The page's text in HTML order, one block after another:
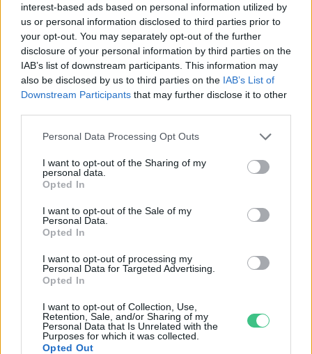
interest-based ads based on personal information utilized by
us or personal information disclosed to third parties prior to
your opt-out. You may separately opt-out of the further
disclosure of your personal information by third parties on the
IAB’s list of downstream participants. This information may
also be disclosed by us to third parties on the IAB’s List of
Downstream Participants that may further disclose it to other
Personal Data Processing Opt Outs
I want to opt-out of the Sharing of my
personal data.
Opted In
I want to opt-out of the Sale of my
Personal Data.
Opted In
I want to opt-out of processing my
Personal Data for Targeted Advertising.
Opted In
I want to opt-out of Collection, Use,
Retention, Sale, and/or Sharing of my
Personal Data that Is Unrelated with the
Purposes for which it was collected.
Opted Out
„Mindegy már, hogy milyen
víz, csak víz legyen” |
Holnapután
Greendex 55:58
A
az ember
Greendex
Nem csak növényrajongóknak!
– 8 arborétum, amelyet
érdemes meglátogatni
ÉLŐ BOLYGÓNK